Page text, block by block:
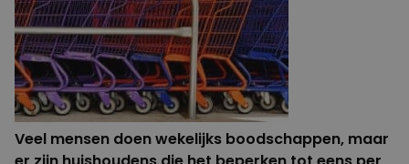
Veel mensen doen wekelijks boodschappen, maar